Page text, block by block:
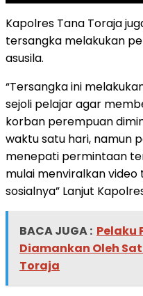
Kapolres Tana Toraja
tersangka melakukan
asusila.
“Tersangka ini
sejoli pelajar agar
korban perempuan
waktu satu hari, namun
menepati permintaan
mulai menviralkan
sosialnya” Lanjut
BACA JUGA : Pelaku
Diamankan Oleh
Toraja